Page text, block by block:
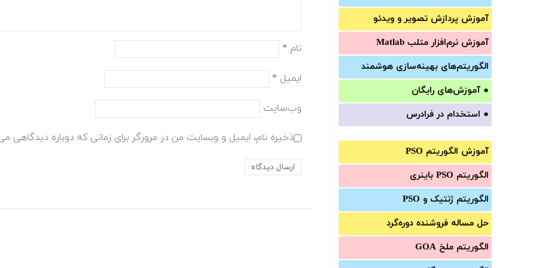
آموزش‌ پردازش تصویر و ویدئو
آموزش‌ نرم‌افزار متلب Matlab
الگوریتم‌های بهینه‌سازی هوشمند
● آموزش‌های رایگان
● استخدام در فرادرس
آموزش الگوریتم PSO
الگوریتم PSO باینری
الگوریتم ژنتیک و PSO
حل مساله فروشنده دوره‌گرد
الگوریتم ملخ GOA
نام *
ایمیل *
وب‌سایت
ذخیره نام، ایمیل و وبسایت من در مرورگر برای زمانی که دوباره دیدگاهی